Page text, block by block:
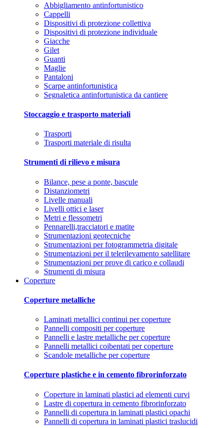
Abbigliamento antinfortunistico
Cappelli
Dispositivi di protezione collettiva
Dispositivi di protezione individuale
Giacche
Gilet
Guanti
Maglie
Pantaloni
Scarpe antinfortunistica
Segnaletica antinfortunistica da cantiere
Stoccaggio e trasporto materiali
Trasporti
Trasporti materiale di risulta
Strumenti di rilievo e misura
Bilance, pese a ponte, bascule
Distanziometri
Livelle manuali
Livelli ottici e laser
Metri e flessometri
Pennarelli,tracciatori e matite
Strumentazioni geotecniche
Strumentazioni per fotogrammetria digitale
Strumentazioni per il telerilevamento satellitare
Strumentazioni per prove di carico e collaudi
Strumenti di misura
Coperture
Coperture metalliche
Laminati metallici continui per coperture
Pannelli compositi per coperture
Pannelli e lastre metalliche per coperture
Pannelli metallici coibentati per coperture
Scandole metalliche per coperture
Coperture plastiche e in cemento fibrorinforzato
Coperture in laminati plastici ad elementi curvi
Lastre di copertura in cemento fibrorinforzato
Pannelli di copertura in laminati plastici opachi
Pannelli di copertura in laminati plastici traslucidi